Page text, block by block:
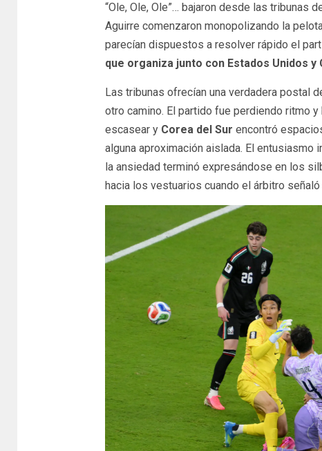
“Ole, Ole, Ole”… bajaron desde las tribunas
Aguirre comenzaron monopolizando la
parecían dispuestos a resolver rápido el
que organiza junto con Estados Unidos y
Las tribunas ofrecían una verdadera postal
otro camino. El partido fue perdiendo ritmo
escasear y Corea del Sur encontró
alguna aproximación aislada. El entusiasmo
la ansiedad terminó expresándose en los
hacia los vestuarios cuando el árbitro